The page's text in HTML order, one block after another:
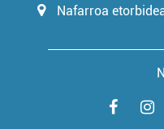
Nafarroa